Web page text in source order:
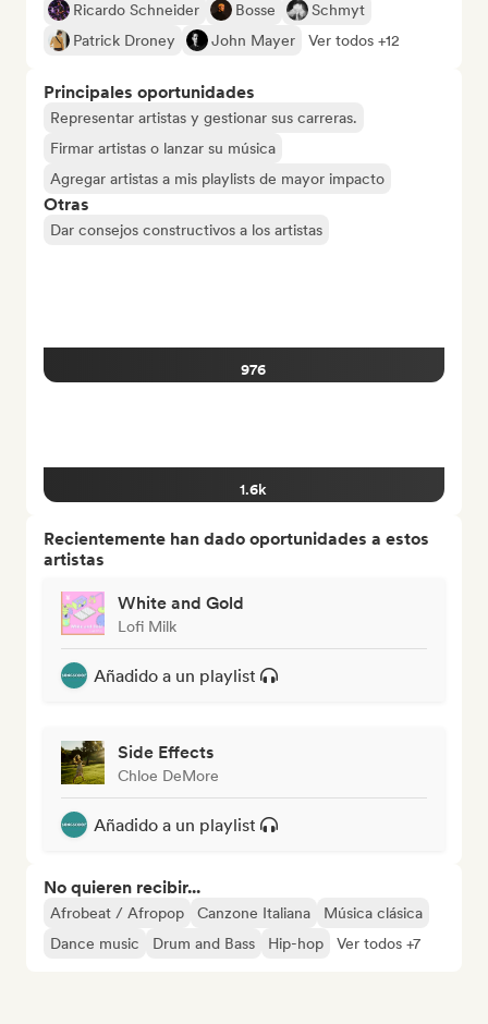
Ricardo Schneider
Bosse
Schmyt
Patrick Droney
John Mayer Ver todos +12
Principales oportunidades
Representar artistas y gestionar sus carreras.
Firmar artistas o lanzar su música
Agregar artistas a mis playlists de mayor impacto
Otras
Dar consejos constructivos a los artistas
976
1.6k
Recientemente han dado oportunidades a estos
artistas
White and Gold
Lofi Milk
Añadido a un playlist
Side Effects
Chloe DeMore
Añadido a un playlist
No quieren recibir...
Afrobeat / Afropop Canzone Italiana
Música clásica
Dance music
Drum and Bass Hip-hop Ver todos +7